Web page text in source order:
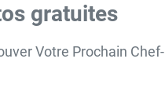
gratuites
Votre Prochain Chef-